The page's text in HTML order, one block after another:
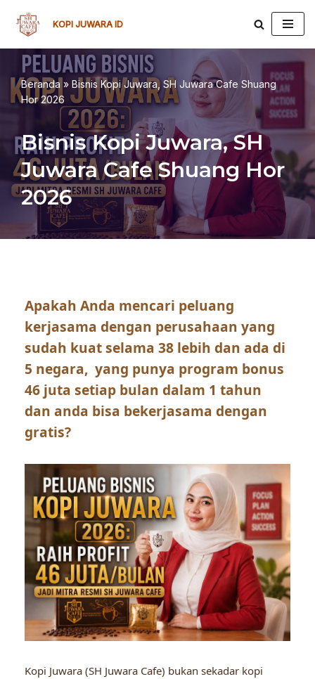
Lompat
konten
KOPI JUWARA ID
Beranda » Bisnis Kopi Juwara, SH Juwara Cafe Shuang
Hor 2026
Bisnis Kopi Juwara, SH
Juwara Cafe Shuang Hor
2026
Apakah Anda mencari peluang
kerjasama dengan perusahaan yang
sudah kuat selama 38 lebih dan ada di
5 negara, yang punya program bonus
46 juta setiap bulan dalam 1 tahun
dan anda bisa bekerjasama dengan
gratis?
Kopi Juwara (SH Juwara Cafe) bukan sekadar kopi